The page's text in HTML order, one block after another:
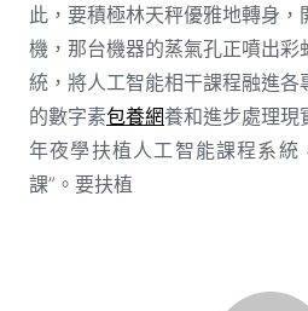
此，要積極林天秤優雅地轉身
機，那台機器的蒸氣孔正噴出彩
統，將人工智能相干課程融進各
的數字素包養網養和進步處理現
年夜學扶植人工智能課程系統
課”。要扶植